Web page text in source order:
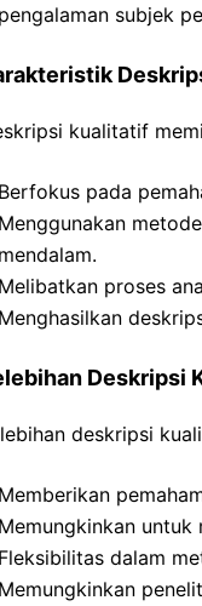
pengalaman subjek
kualitatif
Berfokus pada
Menggunakan
mendalam.
Melibatkan proses
Menghasilkan
Deskripsi
deskripsi
Memberikan
Memungkinkan untuk
Fleksibilitas dalam
Memungkinkan